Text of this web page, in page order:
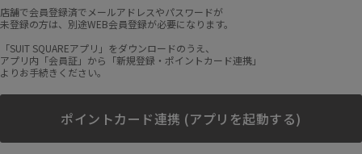
店舗で会員登録済でメールアドレスやパスワードが
未登録の方は、別途WEB会員登録が必要になります。
「SUIT SQUAREアプリ」をダウンロードのうえ、
アプリ内「会員証」から「新規登録・ポイントカード連携」
よりお手続きください。
ポイントカード連携 (アプリを起動する)